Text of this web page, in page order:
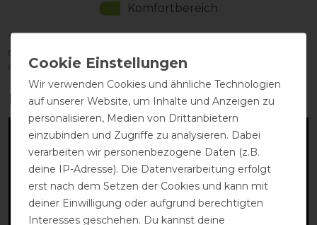
Komfortbereich
*Der tatsächliche Temperaturbereich hängt von vielen Faktoren ab, u. a. -
geschoren/ungeschoren - Sonnenschein - Feuchtigkeit - Wind - Aktivität
des Pferdes
Produktvideo:
Wir verwenden Cookies und ähnliche Technologien
auf unserer Website, um Inhalte und Anzeigen zu
personalisieren, Medien von Drittanbietern
einzubinden und Zugriffe zu analysieren. Dabei
verarbeiten wir personenbezogene Daten (z.B.
deine IP-Adresse). Die Datenverarbeitung erfolgt
erst nach dem Setzen der Cookies und kann mit
deiner Einwilligung oder aufgrund berechtigten
Interesses geschehen. Du kannst deine